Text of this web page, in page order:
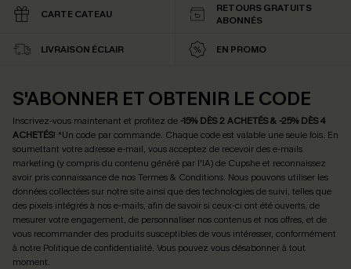
CARTE CATEAU
RETOURS GRATUITS
ABONNÉS
LIVRAISON ÉCLAIR EN PROMO
S'ABONNER ET OBTENIR LE CODE
Inscrivez-vous maintenant et profitez de -15% DÈS 2 ACHETÉS & -25% DÈS 4
ACHETÉS! *Un code par commande. Chaque code est valable une seule fois. En
soumettant votre adresse e-mail, vous acceptez de recevoir des e-mails
marketing (y compris du contenu généré par l'IA) de Cupshe et reconnaissez
avoir pris connaissance de nosTermes & Conditions. Nous pouvons utiliser les
données collectées sur notre site ainsi que des technologies de suivi, telles que
des pixels intégrés à nos e-mails, afin de savoir si ceux-ci ont été ouverts, de
mesurer votre engagement, de personnaliser nos contenus et nos offres, et de
vous recommander des produits susceptibles de vous intéresser, conformément
à notre Politique de confidentialité. Vous pouvez vous désabonner à tout
moment.